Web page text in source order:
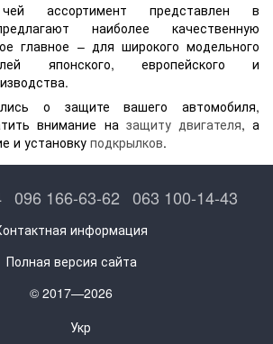
чей ассортимент представлен в
наиболее качественную
главное – для широкого модельного
японского, европейского и
о защите вашего автомобиля,
внимание на защиту двигателя, а
и установку подкрылков.
096 166-63-62 063 100-14-43
информация
Полная версия сайта
© 2017—2026
Укр